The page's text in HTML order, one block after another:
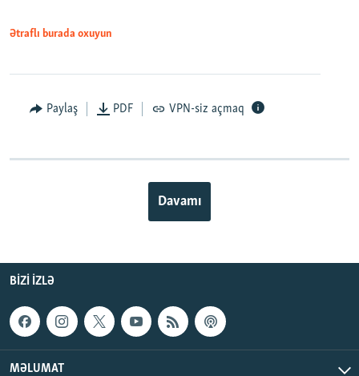
Ətraflı burada oxuyun
Paylaş PDF VPN-siz açmaq
Davamı
BIZI IZLƏ
MƏLUMAT